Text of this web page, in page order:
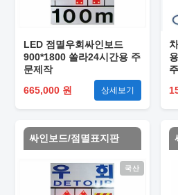
LED 점멸우회싸인보드
900*1800 쏠라24시간용 주
문제작
665,000 원
상세보기
싸인보드/점멸표지판
국산